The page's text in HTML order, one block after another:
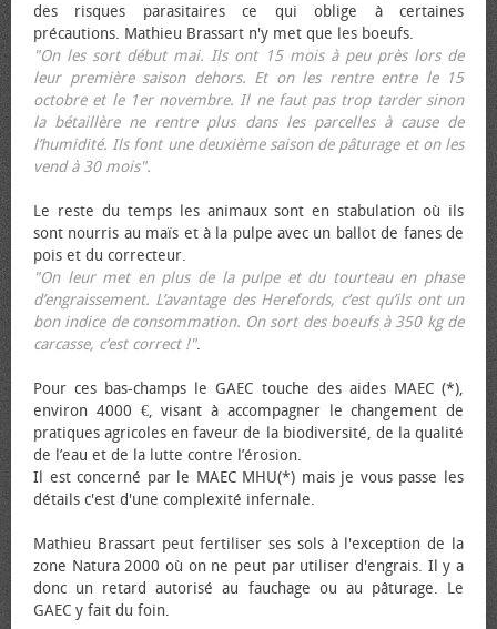
des risques parasitaires ce qui oblige à certaines
précautions. Mathieu Brassart n'y met que les bœufs.
"On les sort début mai. Ils ont 15 mois à peu près lors de
leur première saison dehors. Et on les rentre entre le 15
octobre et le 1er novembre. Il ne faut pas trop tarder sinon
la bétaillère ne rentre plus dans les parcelles à cause de
l’humidité. Ils font une deuxième saison de pâturage et on les
vend à 30 mois".
Le reste du temps les animaux sont en stabulation où ils
sont nourris au maïs et à la pulpe avec un ballot de fanes de
pois et du correcteur.
"On leur met en plus de la pulpe et du tourteau en phase
d’engraissement. L’avantage des Herefords, c’est qu’ils ont un
bon indice de consommation. On sort des bœufs à 350 kg de
carcasse, c’est correct !".
Pour ces bas-champs le GAEC touche des aides MAEC (*),
environ 4000 €, visant à accompagner le changement de
pratiques agricoles en faveur de la biodiversité, de la qualité
de l’eau et de la lutte contre l’érosion.
Il est concerné par le MAEC MHU(*) mais je vous passe les
détails c'est d'une complexité infernale.
Mathieu Brassart peut fertiliser ses sols à l'exception de la
zone Natura 2000 où on ne peut par utiliser d'engrais. Il y a
donc un retard autorisé au fauchage ou au pâturage. Le
GAEC y fait du foin.